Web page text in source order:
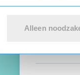
Alleen